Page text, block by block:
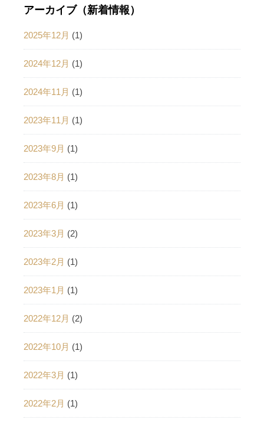
アーカイブ（新着情報）
2025年12月 (1)
2024年12月 (1)
2024年11月 (1)
2023年11月 (1)
2023年9月 (1)
2023年8月 (1)
2023年6月 (1)
2023年3月 (2)
2023年2月 (1)
2023年1月 (1)
2022年12月 (2)
2022年10月 (1)
2022年3月 (1)
2022年2月 (1)